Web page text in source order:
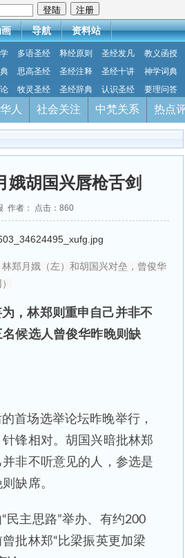
导航 资料站
多语圣经 释经原则 圣经发凡 教义函授
思高圣经 圣经注释 圣经十讲 神学词典
牧灵圣经 圣经辞典 认识圣经 要理问答
人 社会关注 中梵关系 热点
娥胡国兴唇枪舌剑
作者： 点击： 860
郑月娥（左）和胡国兴对垒，曾俊华
，林郑则重申自己并非不
候选人曾俊华昨晚则缺
首场选举论坛昨晚举行，
锋相对。胡国兴暗批林郑
非不听意见的人，参选是
缺席。
民主思路”举办、有约200
批林郑“比梁振英更加梁